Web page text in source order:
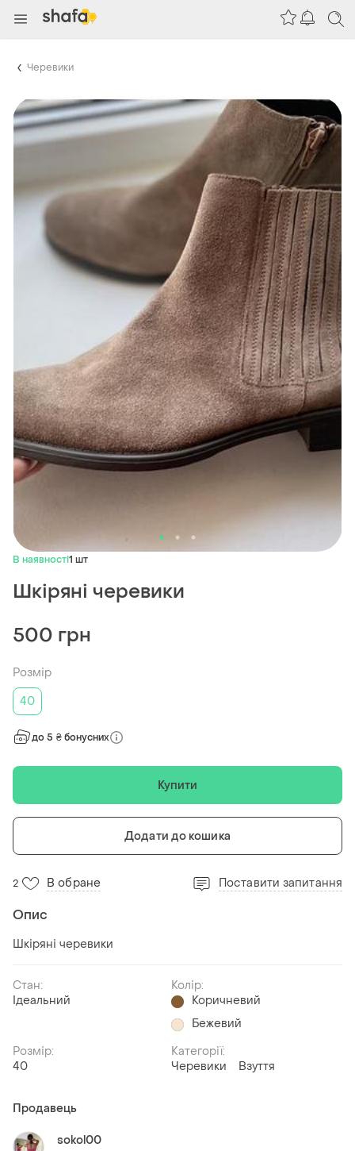
Черевики
В наявності1 шт
Шкіряні черевики
500 грн
Розмір
40
до 5 ₴ бонусних
Купити
Додати до кошика
2 В обране Поставити запитання
Опис
Шкіряні черевики
Стан:
Ідеальний
Колір:
Коричневий
Бежевий
Розмір:
40
Категорії:
Черевики
Взуття
Продавець
sokol00